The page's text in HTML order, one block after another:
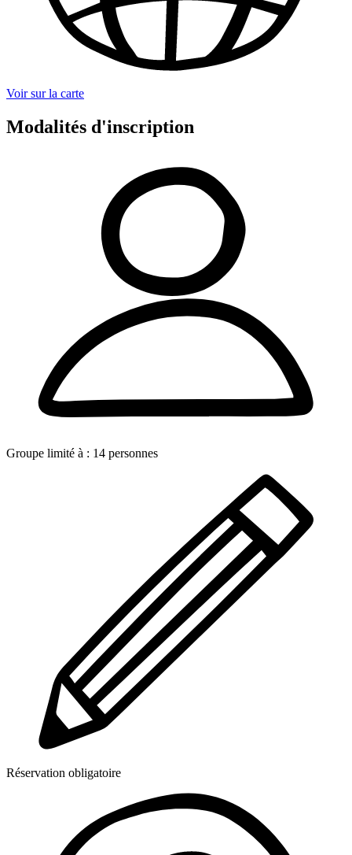
Voir sur la carte
Modalités d'inscription
Groupe limité à : 14 personnes
Réservation obligatoire